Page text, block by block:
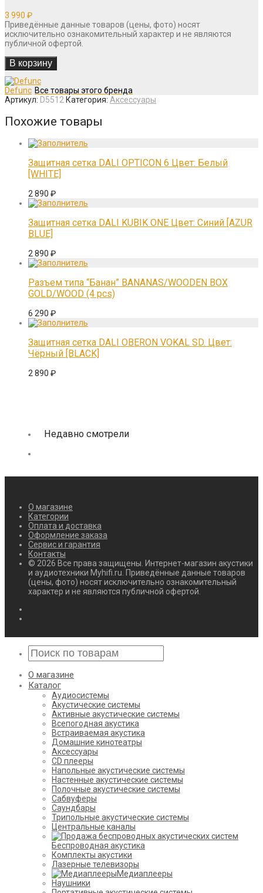
3 990 ₽
Приведённые данные товаров (цены, фото) носят
исключительно ознакомительный характер и не являются
публичной офертой.
В корзину
Defunc
Артикул: D5512 Категория: Аксессуары
Похожие товары
Защитная сетка DALI OPTICON 6 Цвет: Белый
[WHITE]
2 890 ₽
Защитная сетка DALI KUBIK ONE Цвет: Синий [AZUR
BLUE]
2 890 ₽
Разъем типа “Банан” BANANAS/WOODEN BOX
GOLD/WOOD (4 pcs)
6 290 ₽
Защитная сетка DALI OBERON VOKAL SD. Цвет:
Чёрный [BLACK]
2 890 ₽
Недавно смотрели
О магазине
Категории
Оплата и доставка
Оформление заказа
Сервис и гарантия
Контакты
© 2026 Все права защищены. Интернет-магазин акустики
и аудиотехники Myhifi.ru. Приведённые данные товаров
(цены, фото) носят исключительно ознакомительный
характер и не являются публичной офертой.
О магазине
Каталог
Аудиосистемы
Акустические системы
Активные акустические системы
Всепогодная акустика
Встраиваемая акустика
Домашние кинотеатры
Аксессуары
CD плееры
Напольные акустические системы
Настенные акустические системы
Полочные акустические системы
Сабвуферы
Саундбары
Трипольные акустические системы
Центральные каналы
Беспроводная акустика
Комплекты акустики
Лазерные телевизоры
Медиаплееры
Наушники